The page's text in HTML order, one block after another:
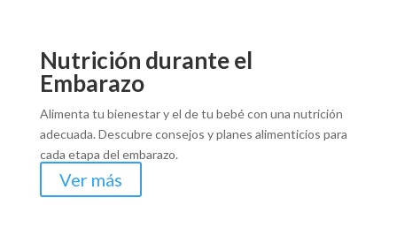
Nutrición durante el
Embarazo
Alimenta tu bienestar y el de tu bebé con una nutrición
adecuada. Descubre consejos y planes alimenticios para
cada etapa del embarazo.
Ver más